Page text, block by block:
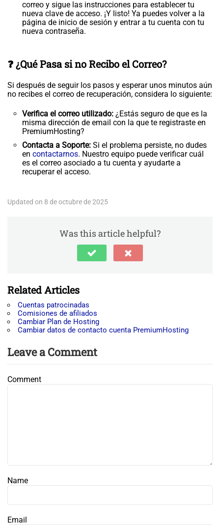
correo y sigue las instrucciones para establecer tu
nueva clave de acceso. ¡Y listo! Ya puedes volver a la
página de inicio de sesión y entrar a tu cuenta con tu
nueva contraseña.
❓ ¿Qué Pasa si no Recibo el Correo?
Si después de seguir los pasos y esperar unos minutos aún
no recibes el correo de recuperación, considera lo siguiente:
Verifica el correo utilizado: ¿Estás seguro de que es la
misma dirección de email con la que te registraste en
PremiumHosting?
Contacta a Soporte: Si el problema persiste, no dudes
en contactarnos. Nuestro equipo puede verificar cuál
es el correo asociado a tu cuenta y ayudarte a
recuperar el acceso.
Updated on 8 de octubre de 2025
Was this article helpful?
Related Articles
Cuentas patrocinadas
Comisiones de afiliados
Cambiar Plan de Hosting
Cambiar datos de contacto cuenta PremiumHosting
Leave a Comment
Comment
Name
Email